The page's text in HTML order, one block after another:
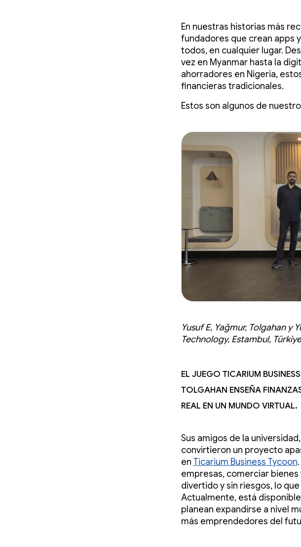
En nuestras historias más
fundadores que crean apps
todos, en cualquier lugar.
vez en Myanmar hasta la
ahorradores en Nigeria,
financieras tradicionales.
Estos son algunos de
Yusuf E, Yağmur, Tolgahan y
Technology, Estambul, Türkiye
El juego Ticarium
Tolgahan enseña
real en un mundo virtual.
Sus amigos de la
convirtieron un proyecto
en Ticarium Business Tycoon
empresas, comerciar
divertido y sin riesgos, lo
Actualmente, está
planean expandirse a nivel
más emprendedores del